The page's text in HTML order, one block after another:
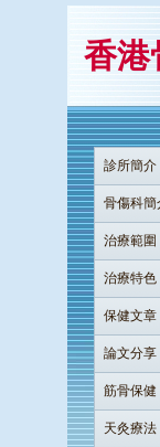
香港
診所簡介
骨傷科簡
治療範圍
治療特色
保健文章
論文分享
筋骨保健
天灸療法